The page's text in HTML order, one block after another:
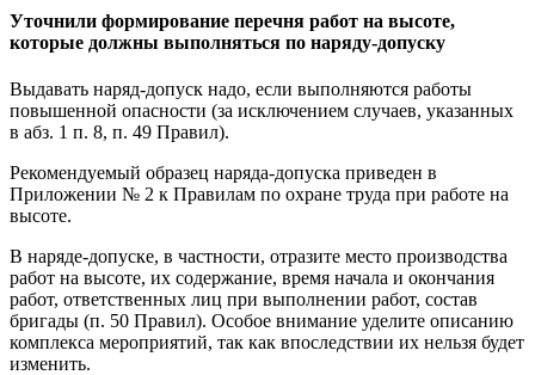
Уточнили формирование перечня работ на высоте,
которые должны выполняться по наряду-допуску
Выдавать наряд-допуск надо, если выполняются работы
повышенной опасности (за исключением случаев, указанных
в абз. 1 п. 8, п. 49 Правил).
Рекомендуемый образец наряда-допуска приведен в
Приложении № 2 к Правилам по охране труда при работе на
высоте.
В наряде-допуске, в частности, отразите место производства
работ на высоте, их содержание, время начала и окончания
работ, ответственных лиц при выполнении работ, состав
бригады (п. 50 Правил). Особое внимание уделите описанию
комплекса мероприятий, так как впоследствии их нельзя будет
изменить.